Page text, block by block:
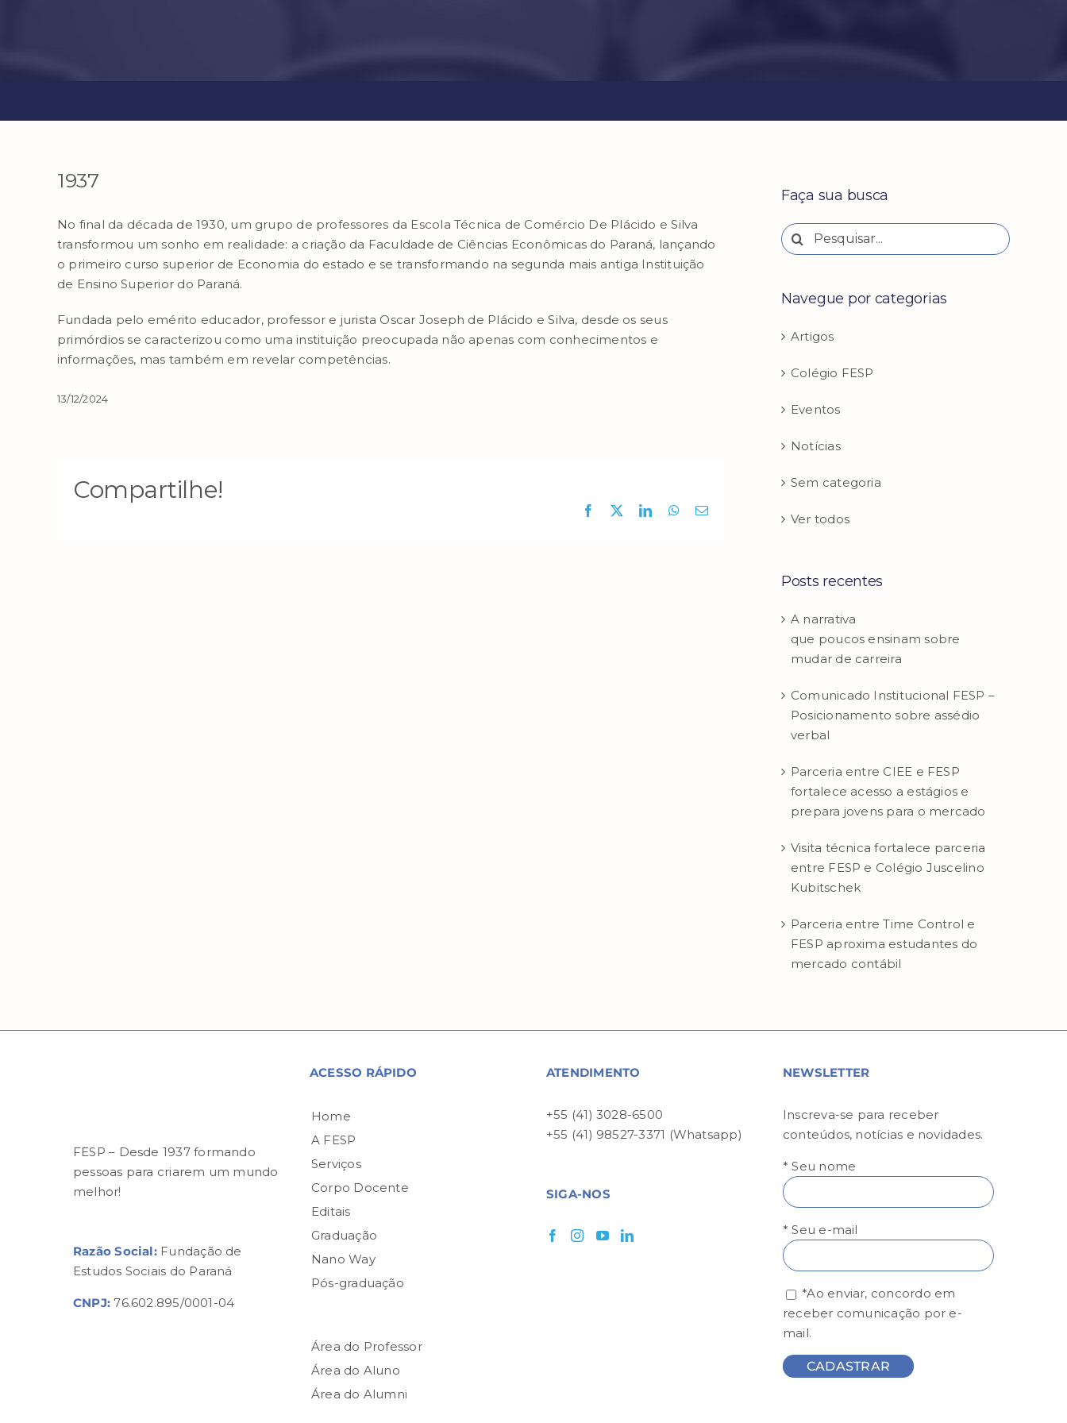
1937
No final da década de 1930, um grupo de professores da Escola Técnica de Comércio De Plácido e Silva
transformou um sonho em realidade: a criação da Faculdade de Ciências Econômicas do Paraná, lançando
o primeiro curso superior de Economia do estado e se transformando na segunda mais antiga Instituição
de Ensino Superior do Paraná.
Fundada pelo emérito educador, professor e jurista Oscar Joseph de Plácido e Silva, desde os seus
primórdios se caracterizou como uma instituição preocupada não apenas com conhecimentos e
informações, mas também em revelar competências.
13/12/2024
Compartilhe!
Facebook LinkedInWhatsApp
E-
Faça sua busca
Buscar
resultados
Navegue por categorias
Artigos
Colégio FESP
Eventos
Notícias
Sem categoria
Ver todos
Posts recentes
A narrativa
que poucos ensinam sobre
mudar de carreira
Comunicado Institucional FESP –
Posicionamento sobre assédio
verbal
Parceria entre CIEE e FESP
fortalece acesso a estágios e
prepara jovens para o mercado
Visita técnica fortalece parceria
entre FESP e Colégio Juscelino
Kubitschek
Parceria entre Time Control e
FESP aproxima estudantes do
mercado contábil
FESP – Desde 1937 formando
pessoas para criarem um mundo
melhor!
Razão Social:Fundação de
Estudos Sociais do Paraná
CNPJ: 76.602.895/0001-04
ACESSO RÁPIDO
Home
A FESP
Serviços
Corpo Docente
Editais
Graduação
Nano Way
Pós-graduação
Área do Professor
Área do Aluno
Área do Alumni
ATENDIMENTO
+55 (41) 3028-6500
+55 (41) 98527-3371 (Whatsapp)
SIGA-NOS
NEWSLETTER
Inscreva-se para receber
conteúdos, notícias e novidades.
* Seu nome
* Seu e-mail
*Ao enviar, concordo em
receber comunicação por e-
mail.